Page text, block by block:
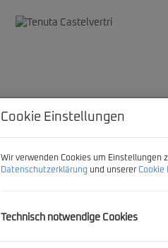
Cookie Einstellungen
Wir verwenden Cookies um Einstellungen
Datenschutzerklärung und unserer Cookie
Technisch notwendige Cookies